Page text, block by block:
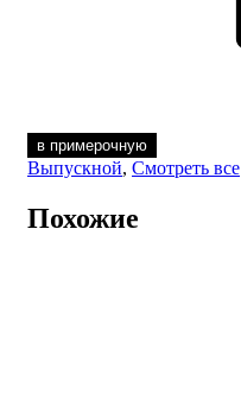
в примерочную
Выпускной, Смотреть все
Похожие